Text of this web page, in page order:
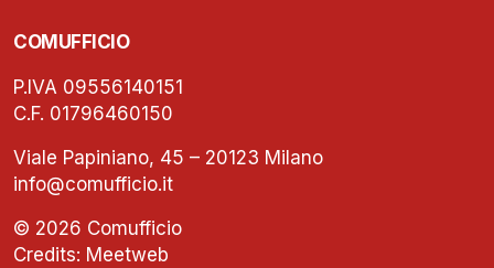
COMUFFICIO
P.IVA 09556140151
C.F. 01796460150
Viale Papiniano, 45 – 20123 Milano
info@comufficio.it
© 2026 Comufficio
Credits: Meetweb